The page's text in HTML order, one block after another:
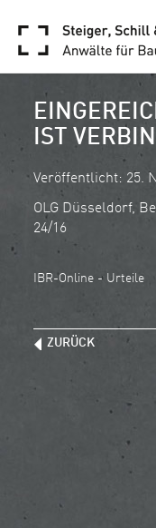
IST
Veröffentlicht: 25.
OLG Düsseldorf,
24/16
IBR-Online - Urteile
ZURÜCK